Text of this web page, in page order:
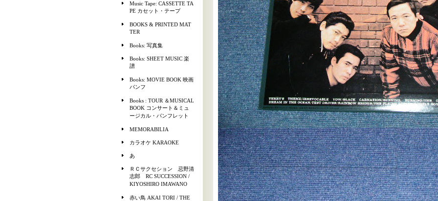
Music Tape: CASSETTE TA
PE カセット・テープ
BOOKS & PRINTED MAT
TER
Books: 写真集
Books: SHEET MUSIC 楽
譜
Books: MOVIE BOOK 映画
パンフ
Books : TOUR ＆MUSICAL
BOOK コンサート＆ミュ
ージカル・パンフレット
MEMORABILIA
カラオケ KARAOKE
あ
ＲＣサクセション 忌野清
志郎 RC SUCCESSION /
KIYOSHIRO IMAWANO
赤い鳥 AKAI TORI / THE